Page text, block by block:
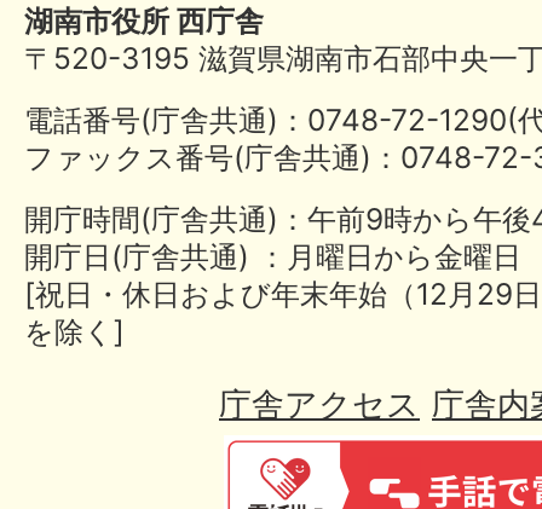
湖南市役所 西庁舎
〒520-3195 滋賀県湖南市石部中央一
電話番号(庁舎共通)：0748-72-
ファックス番号(庁舎共通)：0748-
開庁時間(庁舎共通)：午前9時から午
開庁日(庁舎共通) ：月曜日から金曜日
[祝日・休日および年末年始（12月29
を除く]
庁舎アクセス 庁舎内